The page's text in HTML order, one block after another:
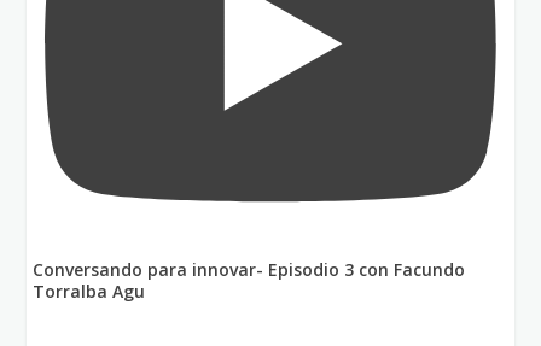
Conversando para innovar- Episodio 3 con Facundo
Torralba Agu